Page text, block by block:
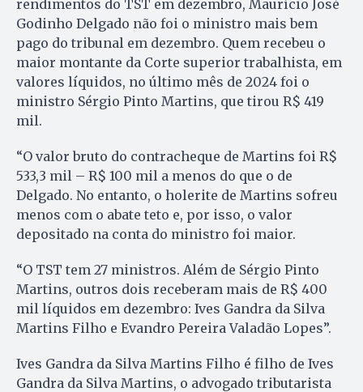
rendimentos do TST em dezembro, Maurício José
Godinho Delgado não foi o ministro mais bem
pago do tribunal em dezembro. Quem recebeu o
maior montante da Corte superior trabalhista, em
valores líquidos, no último mês de 2024 foi o
ministro Sérgio Pinto Martins, que tirou R$ 419
mil.
“O valor bruto do contracheque de Martins foi R$
533,3 mil – R$ 100 mil a menos do que o de
Delgado. No entanto, o holerite de Martins sofreu
menos com o abate teto e, por isso, o valor
depositado na conta do ministro foi maior.
“O TST tem 27 ministros. Além de Sérgio Pinto
Martins, outros dois receberam mais de R$ 400
mil líquidos em dezembro: Ives Gandra da Silva
Martins Filho e Evandro Pereira Valadão Lopes”.
Ives Gandra da Silva Martins Filho é filho de Ives
Gandra da Silva Martins, o advogado tributarista